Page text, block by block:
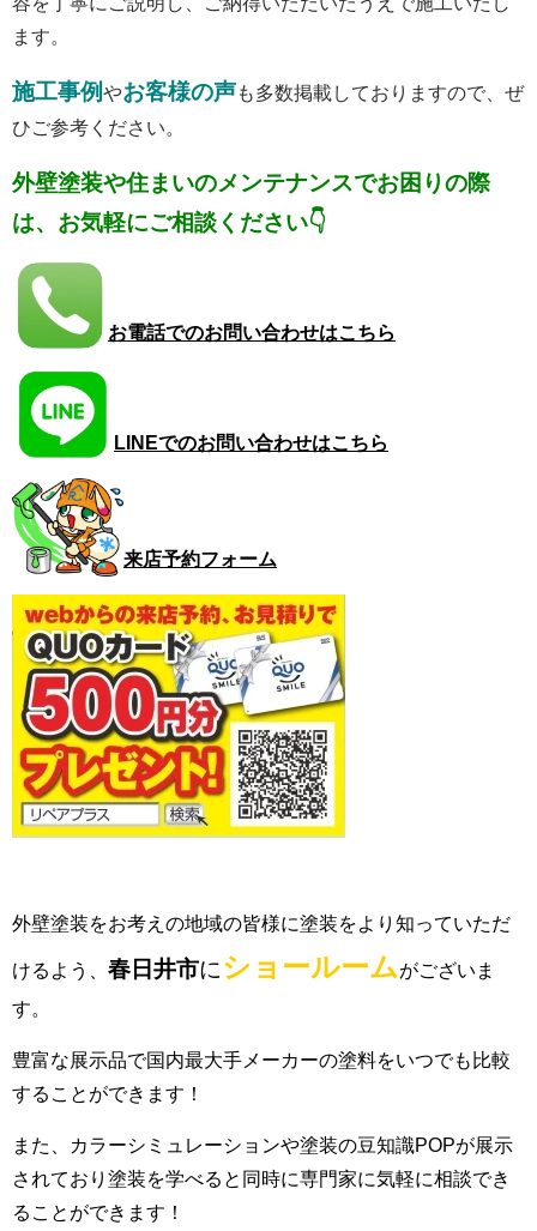
ます。
施工事例やお客様の声も多数掲載しておりますので、ぜ
ひご参考ください。
外壁塗装や住まいのメンテナンスでお困りの際
は、お気軽にご相談ください👇
お電話でのお問い合わせはこちら
LINEでのお問い合わせはこちら
来店予約フォーム
外壁塗装をお考えの地域の皆様に塗装をより知っていただ
けるよう、 春日井市にショールームがございま
す。
豊富な展示品で国内最大手メーカーの塗料をいつでも比較
することができます！
また、カラーシミュレーションや塗装の豆知識POPが展示
されており塗装を学べると同時に専門家に気軽に相談でき
ることができます！